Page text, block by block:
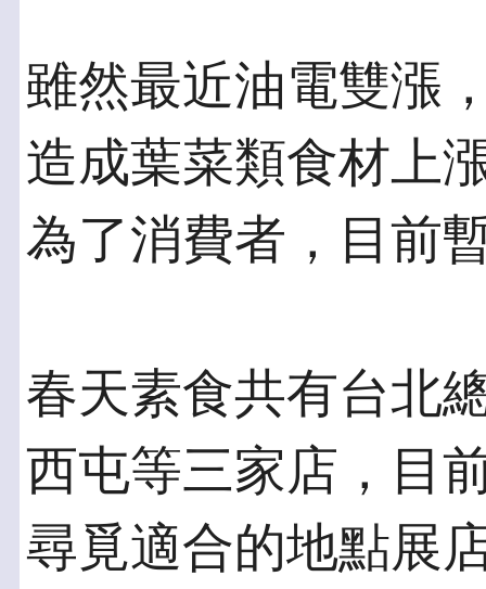
雖然最近油電雙漲
造成葉菜類食材上
為了消費者，目前
春天素食共有台北
西屯等三家店，目
尋覓適合的地點展